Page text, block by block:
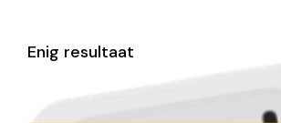
Enig resultaat